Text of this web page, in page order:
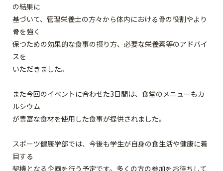
の結果に
基づいて、管理栄養士の方々から体内における骨の役割やより
骨を強く
保つための効果的な食事の摂り方、必要な栄養素等のアドバイ
スを
いただきました。
また今回のイベントに合わせた3日間は、食堂のメニューもカ
ルシウム
が豊富な食材を使用した食事が提供されました。
スポーツ健康学部では、今後も学生が自身の食生活や健康に着
目する
契機となる企画を行う予定です。多くの方の参加をお待ちして